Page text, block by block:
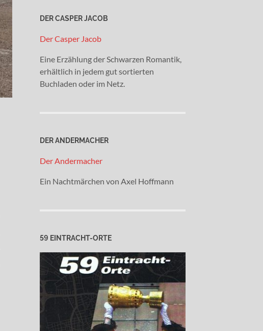
DER CASPER JACOB
Der Casper Jacob
Eine Erzählung der Schwarzen Romantik,
erhältlich in jedem gut sortierten
Buchladen oder im Netz.
DER ANDERMACHER
Der Andermacher
Ein Nachtmärchen von Axel Hoffmann
59 EINTRACHT-ORTE